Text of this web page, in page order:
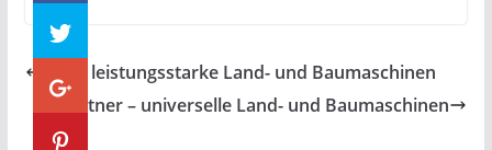
Fiat – leistungsstarke Land- und Baumaschinen
Brandtner – universelle Land- und Baumaschinen